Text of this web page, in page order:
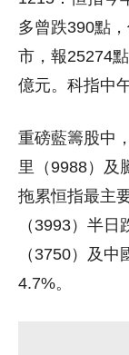
多曾跌390點
市，報25274
億元。科指中
重磅藍籌股中
里（9988）及
拖累恒指最主
（3993）半
（3750）及
4.7%。